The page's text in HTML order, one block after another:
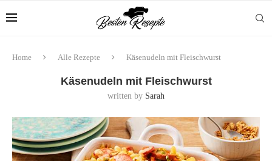
Home Alle Rezepte Käsenudeln mit Fleischwurst
Käsenudeln mit Fleischwurst
written by Sarah